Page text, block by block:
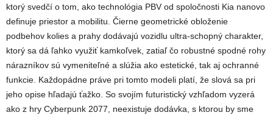
ktorý svedčí o tom, ako technológia PBV od spoločnosti Kia nanovo
definuje priestor a mobilitu. Čierne geometrické obloženie
podbehov kolies a prahy dodávajú vozidlu ultra-schopný charakter,
ktorý sa dá ľahko využiť kamkoľvek, zatiaľ čo robustné spodné rohy
nárazníkov sú vymeniteľné a slúžia ako estetické, tak aj ochranné
funkcie. Každopádne práve pri tomto modeli platí, že slová sa pri
jeho opise hľadajú ťažko. So svojím futuristický vzhľadom vyzerá
ako z hry Cyberpunk 2077, neexistuje dodávka, s ktorou by sme